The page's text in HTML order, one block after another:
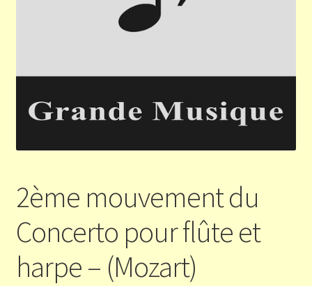
2ème mouvement du
Concerto pour flûte et
harpe – (Mozart)